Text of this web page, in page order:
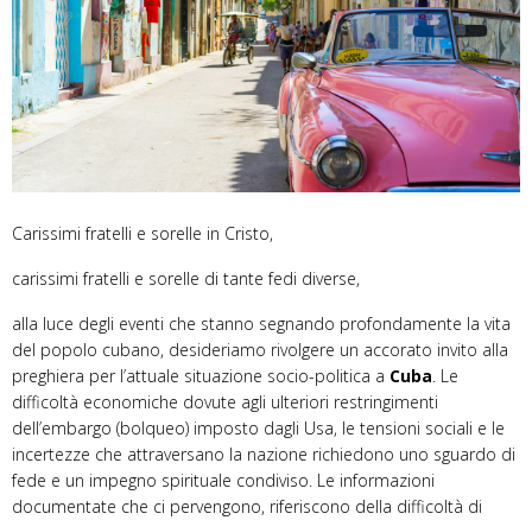
Carissimi fratelli e sorelle in Cristo,
carissimi fratelli e sorelle di tante fedi diverse,
alla luce degli eventi che stanno segnando profondamente la vita
del popolo cubano, desideriamo rivolgere un accorato invito alla
preghiera per l’attuale situazione socio-politica a Cuba. Le
difficoltà economiche dovute agli ulteriori restringimenti
dell’embargo (bolqueo) imposto dagli Usa, le tensioni sociali e le
incertezze che attraversano la nazione richiedono uno sguardo di
fede e un impegno spirituale condiviso. Le informazioni
documentate che ci pervengono, riferiscono della difficoltà di